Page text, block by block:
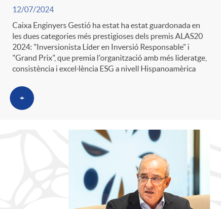
12/07/2024
Caixa Enginyers Gestió ha estat ha estat guardonada en
les dues categories més prestigioses dels premis ALAS20
2024: "Inversionista Líder en Inversió Responsable" i
"Grand Prix", que premia l'organització amb més lideratge,
consistència i excel·lència ESG a nivell Hispanoamèrica
+